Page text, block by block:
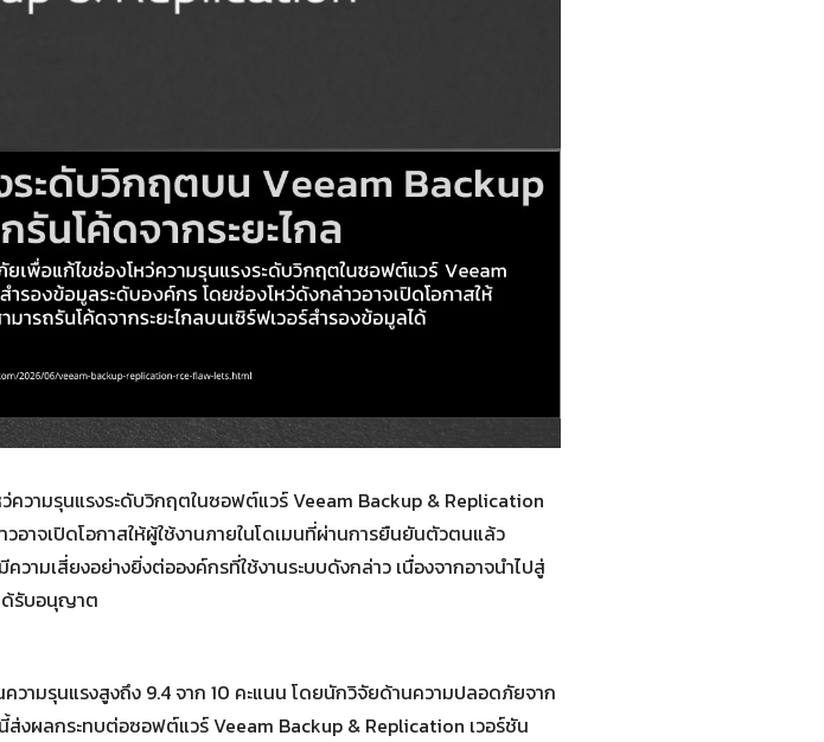
Search
วามรุนแรงระดับวิกฤตในซอฟต์แวร์ Veeam Backup & Replication
อาจเปิดโอกาสให้ผู้ใช้งานภายในโดเมนที่ผ่านการยืนยันตัวตนแล้ว
วามเสี่ยงอย่างยิ่งต่อองค์กรที่ใช้งานระบบดังกล่าว เนื่องจากอาจนำไปสู่
ด้รับอนุญาต
วามรุนแรงสูงถึง 9.4 จาก 10 คะแนน โดยนักวิจัยด้านความปลอดภัยจาก
งผลกระทบต่อซอฟต์แวร์ Veeam Backup & Replication เวอร์ชัน